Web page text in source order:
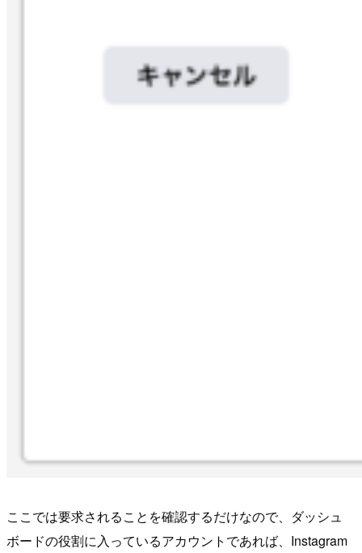
ここでは要求されることを確認するだけなので、ダッシュ
ボードの役割に入っているアカウントであれば、Instagram